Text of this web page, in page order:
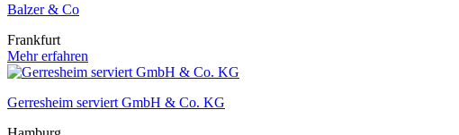
Balzer & Co
Frankfurt
Mehr erfahren
Gerresheim serviert GmbH & Co. KG